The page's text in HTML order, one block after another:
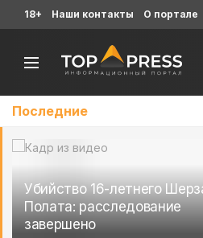
Последние
Убийство 16-летнего
Полата: расследование
завершено
18+ Наши контакты О портале